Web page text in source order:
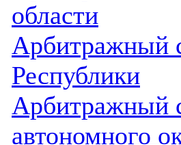
области
Арбитражный
Республики
Арбитражный
автономного